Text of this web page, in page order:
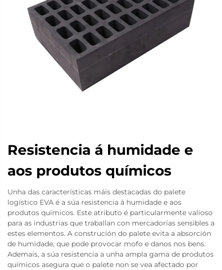
Resistencia á humidade e
aos produtos químicos
Unha das características máis destacadas do palete
logístico EVA é a súa resistencia á humidade e aos
produtos químicos. Este atributo é particularmente valioso
para as industrias que traballan con mercadorías sensibles a
estes elementos. A construción do palete evita a absorción
de humidade, que pode provocar mofo e danos nos bens.
Ademais, a súa resistencia a unha ampla gama de produtos
químicos asegura que o palete non se vea afectado por